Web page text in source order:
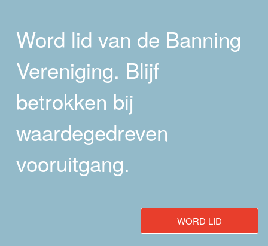
Word lid van de Banning
Vereniging. Blijf
betrokken bij
waardegedreven
vooruitgang.
WORD LID